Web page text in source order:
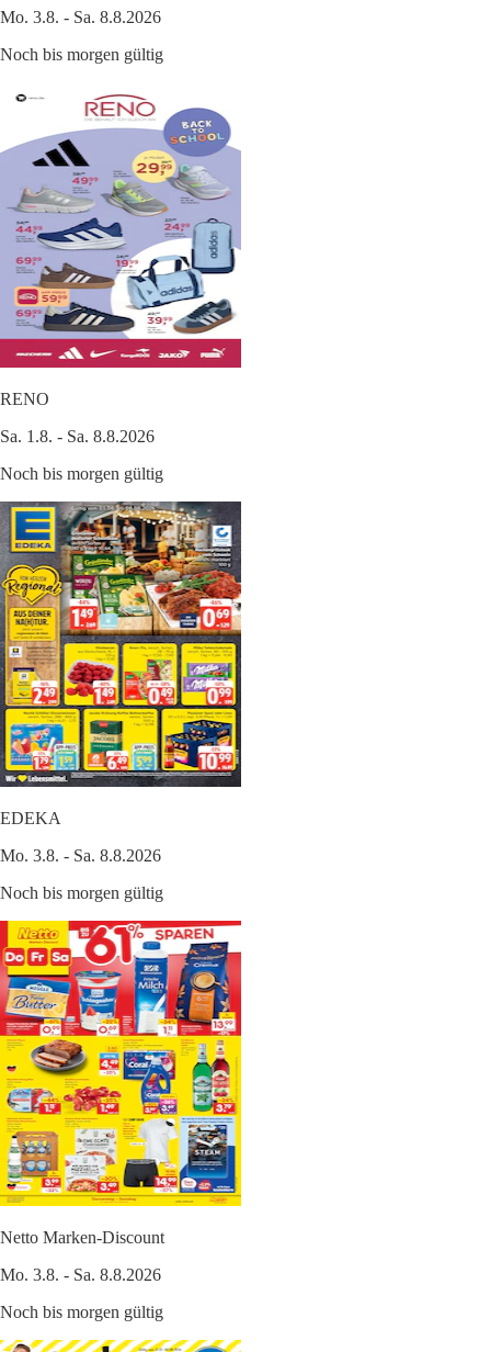
Mo. 3.8. - Sa. 8.8.2026
Noch bis morgen gültig
RENO
Sa. 1.8. - Sa. 8.8.2026
Noch bis morgen gültig
EDEKA
Mo. 3.8. - Sa. 8.8.2026
Noch bis morgen gültig
Netto Marken-Discount
Mo. 3.8. - Sa. 8.8.2026
Noch bis morgen gültig